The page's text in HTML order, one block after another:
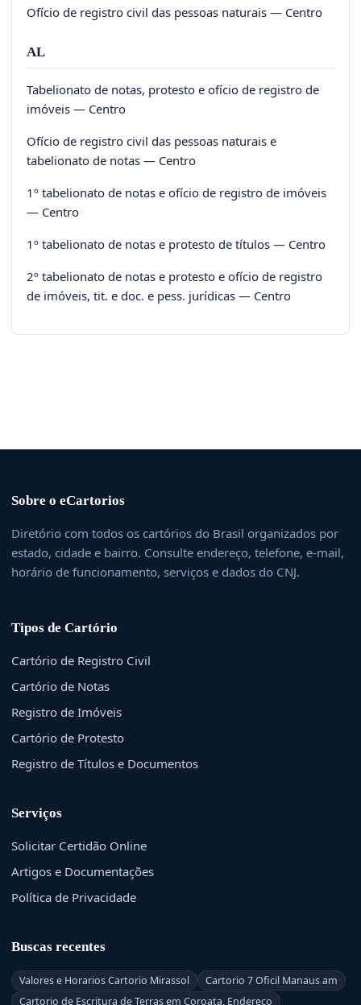
Ofício de registro civil das pessoas naturais — Centro
AL
Tabelionato de notas, protesto e ofício de registro de
imóveis — Centro
Ofício de registro civil das pessoas naturais e
tabelionato de notas — Centro
1º tabelionato de notas e ofício de registro de imóveis
— Centro
1º tabelionato de notas e protesto de títulos — Centro
2º tabelionato de notas e protesto e ofício de registro
de imóveis, tit. e doc. e pess. jurídicas — Centro
Sobre o eCartorios
Diretório com todos os cartórios do Brasil organizados por
estado, cidade e bairro. Consulte endereço, telefone, e-mail,
horário de funcionamento, serviços e dados do CNJ.
Tipos de Cartório
Cartório de Registro Civil
Cartório de Notas
Registro de Imóveis
Cartório de Protesto
Registro de Títulos e Documentos
Serviços
Solicitar Certidão Online
Artigos e Documentações
Política de Privacidade
Buscas recentes
Valores e Horarios Cartorio Mirassol
Cartorio 7 Oficil Manaus am
Cartorio de Escritura de Terras em Coroata, Endereço